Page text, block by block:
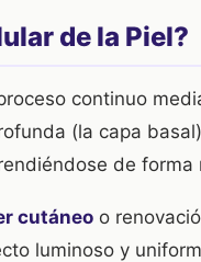
de la Piel?
continuo
(la capa
de forma
cutáneo o
luminoso y